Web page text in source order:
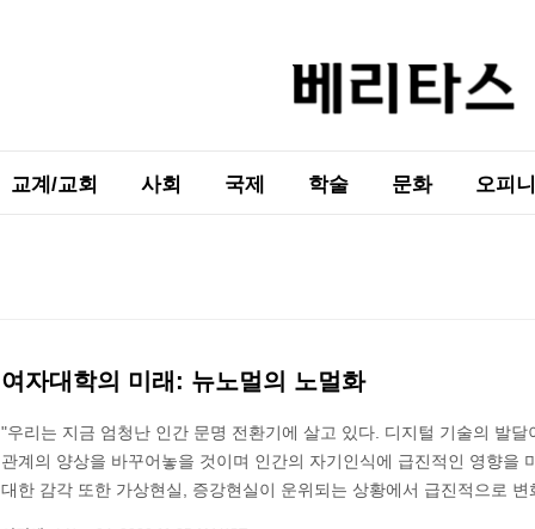
교계/교회 사회 국제 학술 문화 오피
여자대학의 미래: 뉴노멀의 노멀화
"우리는 지금 엄청난 인간 문명 전환기에 살고 있다. 디지털 기술의 발
관계의 양상을 바꾸어놓을 것이며 인간의 자기인식에 급진적인 영향을
대한 감각 또한 가상현실, 증강현실이 운위되는 상황에서 급진적으로 변